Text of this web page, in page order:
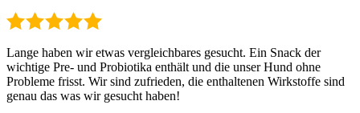
Lange haben wir etwas vergleichbares gesucht. Ein Snack der
wichtige Pre- und Probiotika enthält und die unser Hund ohne
Probleme frisst. Wir sind zufrieden, die enthaltenen Wirkstoffe sind
genau das was wir gesucht haben!